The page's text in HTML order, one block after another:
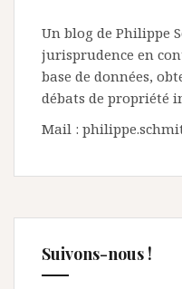
Un blog de Philippe
jurisprudence en
base de données,
débats de propriété
Mail :
Suivons-nous !